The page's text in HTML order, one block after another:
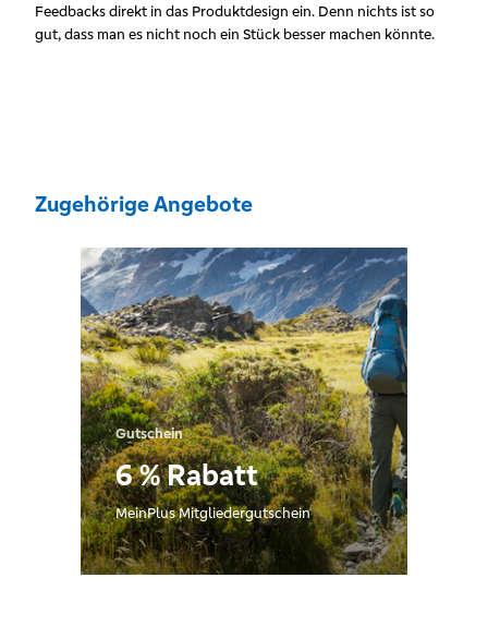
Feedbacks direkt in das Produktdesign ein. Denn nichts ist so
gut, dass man es nicht noch ein Stück besser machen könnte.
Zugehörige Angebote
Gutschein
6 % Rabatt
MeinPlus Mitgliedergutschein